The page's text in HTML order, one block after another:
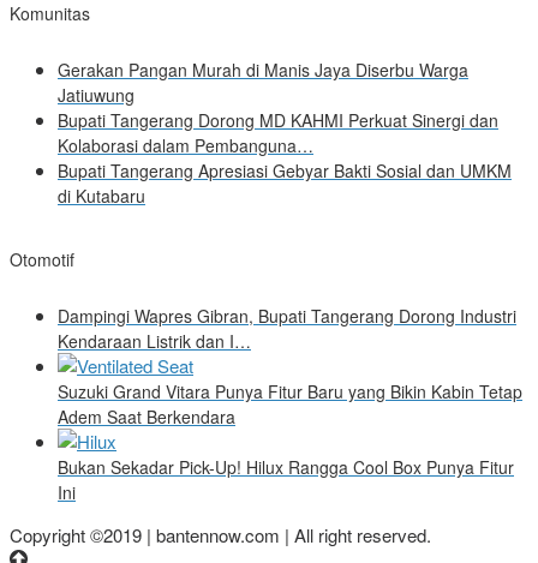
Komunitas
Gerakan Pangan Murah di Manis Jaya Diserbu Warga
Jatiuwung
Bupati Tangerang Dorong MD KAHMI Perkuat Sinergi dan
Kolaborasi dalam Pembanguna…
Bupati Tangerang Apresiasi Gebyar Bakti Sosial dan UMKM
di Kutabaru
Otomotif
Dampingi Wapres Gibran, Bupati Tangerang Dorong Industri
Kendaraan Listrik dan I…
Suzuki Grand Vitara Punya Fitur Baru yang Bikin Kabin Tetap
Adem Saat Berkendara
Bukan Sekadar Pick-Up! Hilux Rangga Cool Box Punya Fitur
Ini
Copyright ©2019 | bantennow.com | All right reserved.